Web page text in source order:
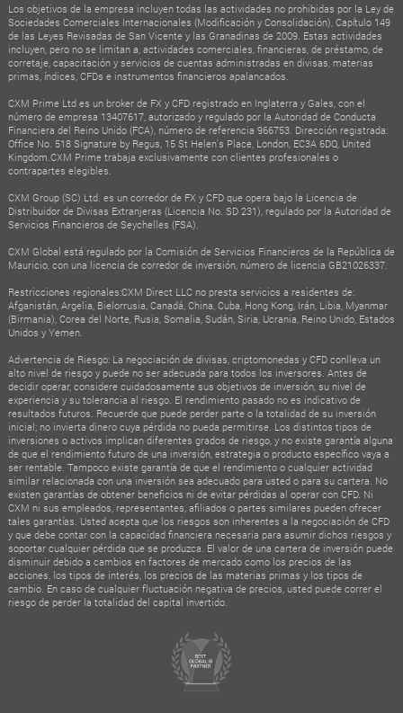
Los objetivos de la empresa incluyen todas las actividades no prohibidas por la Ley de
Sociedades Comerciales Internacionales (Modificación y Consolidación), Capítulo 149
de las Leyes Revisadas de San Vicente y las Granadinas de 2009. Estas actividades
incluyen, pero no se limitan a, actividades comerciales, financieras, de préstamo, de
corretaje, capacitación y servicios de cuentas administradas en divisas, materias
primas, índices, CFDs e instrumentos financieros apalancados.
CXM Prime Ltd es un broker de FX y CFD registrado en Inglaterra y Gales, con el
número de empresa 13407617, autorizado y regulado por la Autoridad de Conducta
Financiera del Reino Unido (FCA), número de referencia 966753. Dirección registrada:
Office No. 518 Signature by Regus, 15 St Helen's Place, London, EC3A 6DQ, United
Kingdom.CXM Prime trabaja exclusivamente con clientes profesionales o
contrapartes elegibles.
CXM Group (SC) Ltd. es un corredor de FX y CFD que opera bajo la Licencia de
Distribuidor de Divisas Extranjeras (Licencia No. SD 231), regulado por la Autoridad de
Servicios Financieros de Seychelles (FSA).
CXM Global está regulado por la Comisión de Servicios Financieros de la República de
Mauricio, con una licencia de corredor de inversión, número de licencia GB21026337.
Restricciones regionales:CXM Direct LLC no presta servicios a residentes de:
Afganistán, Argelia, Bielorrusia, Canadá, China, Cuba, Hong Kong, Irán, Libia, Myanmar
(Birmania), Corea del Norte, Rusia, Somalia, Sudán, Siria, Ucrania, Reino Unido, Estados
Unidos y Yemen.
Advertencia de Riesgo: La negociación de divisas, criptomonedas y CFD conlleva un
alto nivel de riesgo y puede no ser adecuada para todos los inversores. Antes de
decidir operar, considere cuidadosamente sus objetivos de inversión, su nivel de
experiencia y su tolerancia al riesgo. El rendimiento pasado no es indicativo de
resultados futuros. Recuerde que puede perder parte o la totalidad de su inversión
inicial; no invierta dinero cuya pérdida no pueda permitirse. Los distintos tipos de
inversiones o activos implican diferentes grados de riesgo, y no existe garantía alguna
de que el rendimiento futuro de una inversión, estrategia o producto específico vaya a
ser rentable. Tampoco existe garantía de que el rendimiento o cualquier actividad
similar relacionada con una inversión sea adecuado para usted o para su cartera. No
existen garantías de obtener beneficios ni de evitar pérdidas al operar con CFD. Ni
CXM ni sus empleados, representantes, afiliados o partes similares pueden ofrecer
tales garantías. Usted acepta que los riesgos son inherentes a la negociación de CFD
y que debe contar con la capacidad financiera necesaria para asumir dichos riesgos y
soportar cualquier pérdida que se produzca. El valor de una cartera de inversión puede
disminuir debido a cambios en factores de mercado como los precios de las
acciones, los tipos de interés, los precios de las materias primas y los tipos de
cambio. En caso de cualquier fluctuación negativa de precios, usted puede correr el
riesgo de perder la totalidad del capital invertido.